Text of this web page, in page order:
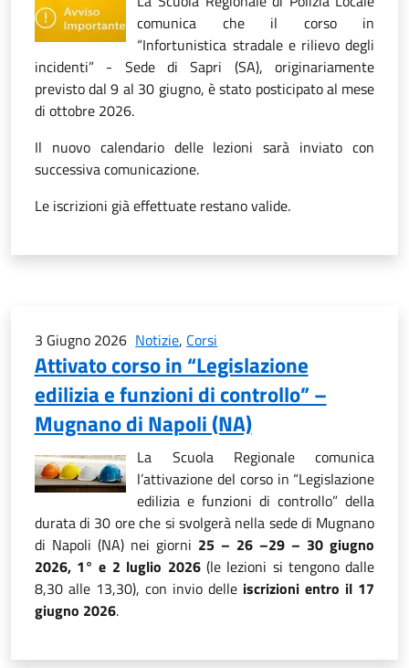
comunica che il corso in
“Infortunistica stradale e rilievo degli
incidenti” - Sede di Sapri (SA), originariamente
previsto dal 9 al 30 giugno, è stato posticipato al mese
di ottobre 2026.
Il nuovo calendario delle lezioni sarà inviato con
successiva comunicazione.
Le iscrizioni già effettuate restano valide.
3 Giugno 2026 Notizie, Corsi
Attivato corso in “Legislazione
edilizia e funzioni di controllo” –
Mugnano di Napoli (NA)
La Scuola Regionale comunica
l’attivazione del corso in “Legislazione
edilizia e funzioni di controllo” della
durata di 30 ore che si svolgerà nella sede di Mugnano
di Napoli (NA) nei giorni 25 – 26 –29 – 30 giugno
2026, 1° e 2 luglio 2026 (le lezioni si tengono dalle
8,30 alle 13,30), con invio delle iscrizioni entro il 17
giugno 2026.